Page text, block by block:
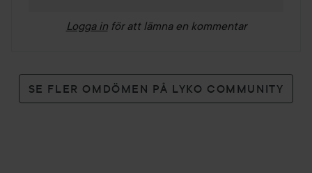
Logga in för att lämna en kommentar
SE FLER OMDÖMEN PÅ LYKO COMMUNITY